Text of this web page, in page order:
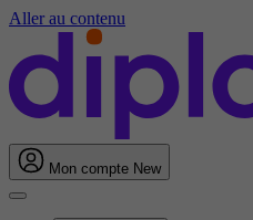
Aller au contenu
Mon compte New